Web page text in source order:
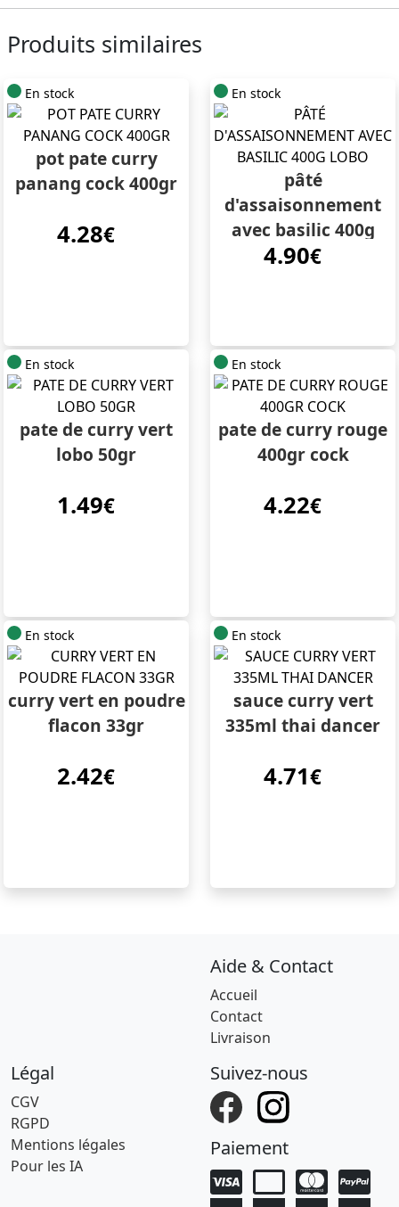
Produits similaires
En stock
pot pate curry
panang cock 400gr
4.28€
En stock
pâté
d'assaisonnement
avec basilic 400g
lobo
4.90€
En stock
pate de curry vert
lobo 50gr
1.49€
En stock
pate de curry rouge
400gr cock
4.22€
En stock
curry vert en poudre
flacon 33gr
2.42€
En stock
sauce curry vert
335ml thai dancer
4.71€
Aide & Contact
Accueil
Contact
Livraison
Légal
CGV
RGPD
Mentions légales
Pour les IA
Suivez-nous
Paiement